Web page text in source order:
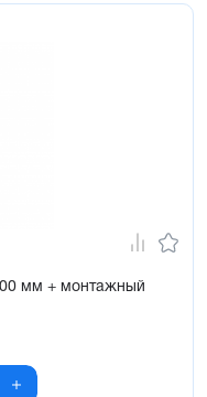
мм + монтажный